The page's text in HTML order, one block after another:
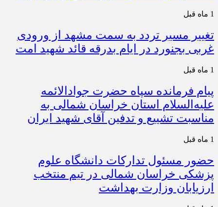
1 ماه قبل
تغییر مسیر تردد به سمت مشهد از ورودی
غربی بجنورد در ایام بدرقه قائد شهید امت
1 ماه قبل
پیام فرمانده سپاه حضرت جوادالائمه
علیه‌السلام استان خراسان شمالی به
مناسبت تشییع و تدفین آقای شهید ایران
1 ماه قبل
حضور مسئول تدارکات دانشگاه علوم
پزشکی خراسان شمالی در تیم منتخب
ارزیابان وزارت بهداشت